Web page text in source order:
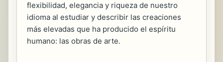
flexibilidad, elegancia y riqueza de nuestro
idioma al estudiar y describir las creaciones
más elevadas que ha producido el espíritu
humano: las obras de arte.